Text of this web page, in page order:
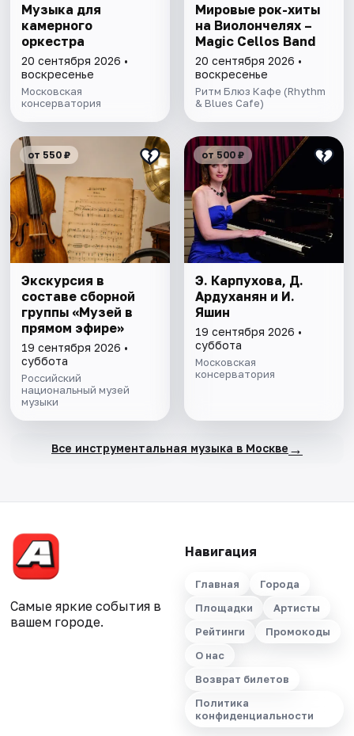
Музыка для
камерного
оркестра
20 сентября 2026 •
воскресенье
Московская
консерватория
Мировые рок-хиты
на Виолончелях –
Magic Cellos Band
20 сентября 2026 •
воскресенье
Ритм Блюз Кафе (Rhythm
& Blues Cafe)
от 550 ₽
Экскурсия в
составе сборной
группы «Музей в
прямом эфире»
19 сентября 2026 •
суббота
Российский
национальный музей
музыки
от 500 ₽
Э. Карпухова, Д.
Ардуханян и И.
Яшин
19 сентября 2026 •
суббота
Московская
консерватория
Все инструментальная музыка в Москве →
Самые яркие события в
вашем городе.
Навигация
Главная
Города
Площадки
Артисты
Рейтинги
Промокоды
О нас
Возврат билетов
Политика
конфиденциальности